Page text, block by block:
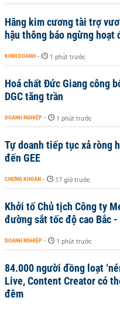
Hãng kim cương tài trợ
hậu thông báo ngừng hoạt
KINH DOANH - 1 phút trước
Hoá chất Đức Giang công
DGC tăng trần
DOANH NGHIỆP - 1 phút trước
Tự doanh tiếp tục xả ròng
đến GEE
CHỨNG KHOÁN - 17 giờ trước
Khởi tố Chủ tịch Công ty
đường sắt tốc độ cao Bắc
DOANH NGHIỆP - 1 phút trước
84.000 người đồng loạt
Live, Content Creator có
đêm